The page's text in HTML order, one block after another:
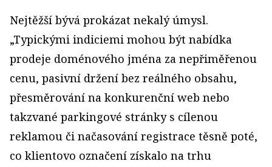
Nejtěžší bývá prokázat nekalý úmysl.
„Typickými indiciemi mohou být nabídka
prodeje doménového jména za nepřiměřenou
cenu, pasivní držení bez reálného obsahu,
přesměrování na konkurenční web nebo
takzvané parkingové stránky s cílenou
reklamou či načasování registrace těsně poté,
co klientovo označení získalo na trhu